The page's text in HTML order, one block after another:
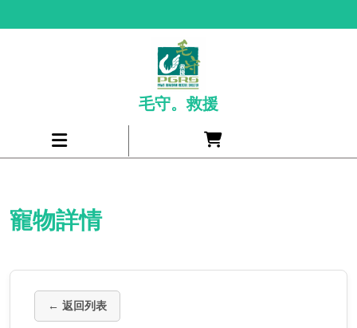
毛守。救援
Open
Cart
item
寵物詳情
← 返回列表